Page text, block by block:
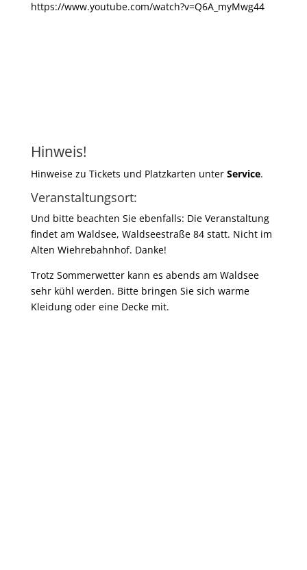
https://www.youtube.com/watch?v=Q6A_myMwg44
Hinweis!
Hinweise zu Tickets und Platzkarten unter Service.
Veranstaltungsort:
Und bitte beachten Sie ebenfalls: Die Veranstaltung
findet am Waldsee, Waldseestraße 84 statt. Nicht im
Alten Wiehrebahnhof. Danke!
Trotz Sommerwetter kann es abends am Waldsee
sehr kühl werden. Bitte bringen Sie sich warme
Kleidung oder eine Decke mit.